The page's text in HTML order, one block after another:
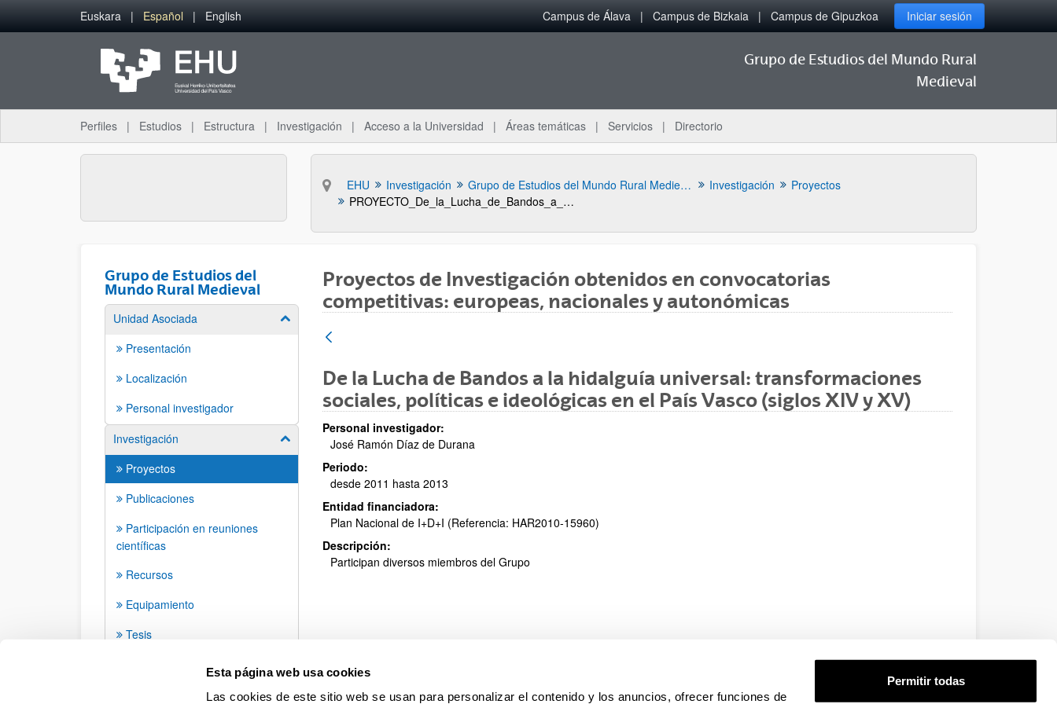
Esta página web usa cookies
Las cookies de este sitio web se usan para personalizar el contenido y los anuncios, ofrecer funciones de
Permitir todas
Saltar al contenido principal
Euskara Español English Campus de Álava Campus de Bizkaia Campus de Gipuzkoa Iniciar sesión
Grupo de Estudios del Mundo Rural
Medieval
Perfiles Estudios Estructura Investigación Acceso a la Universidad Áreas temáticas Servicios Directorio
EHU Investigación Grupo de Estudios del Mundo Rural Medieval Investigación
Proyectos
PROYECTO_De_la_Lucha_de_Bandos_a_la_hidalguia_universal_2011_2013
Grupo de Estudios del
Mundo Rural Medieval
Unidad Asociada Mostrar/ocultar subpáginas
Presentación
Localización
Personal investigador
Investigación
Mostrar/ocultar subpáginas
Proyectos
Publicaciones
Participación en reuniones
científicas
Recursos
Equipamiento
Tesis
Seminarios y Actividades
Proyectos de Investigación obtenidos en convocatorias
competitivas: europeas, nacionales y autonómicas
De la Lucha de Bandos a la hidalguía universal: transformaciones
sociales, políticas e ideológicas en el País Vasco (siglos XIV y XV)
Personal investigador:
José Ramón Díaz de Durana
Periodo:
desde 2011 hasta 2013
Entidad financiadora:
Plan Nacional de I+D+I (Referencia: HAR2010-15960)
Descripción:
Participan diversos miembros del Grupo